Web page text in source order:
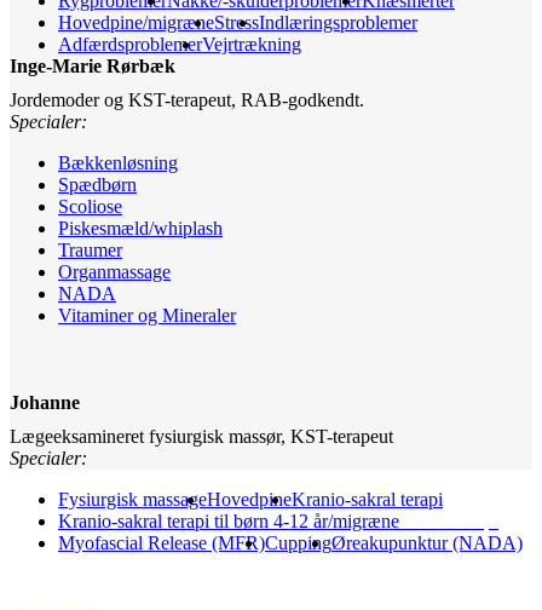
Hovedpine/migræneStressIndlæringsproblemer
AdfærdsproblemerVejrtrækning
Inge-Marie Rørbæk
Jordemoder og KST-terapeut, RAB-godkendt.
Specialer:
Bækkenløsning
Spædbørn
Scoliose
Piskesmæld/whiplash
Traumer
Organmassage
NADA
Vitaminer og Mineraler
Johanne
Lægeeksamineret fysiurgisk massør, KST-terapeut
Specialer:
Fysiurgisk massageHovedpineKranio-sakral terapi
Kranio-sakral terapi til børn 4-12 år/migræne
Myofascial Release (MFR)CuppingØreakupunktur (NADA)